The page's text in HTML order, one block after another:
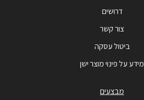
דרושים
צור קשר
ביטול עסקה
מידע על פינוי מוצר ישן
מבצעים